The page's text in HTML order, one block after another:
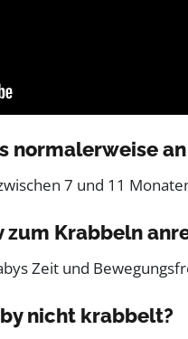
normalerweise
7 und 11
zum Krabbeln
Zeit und
nicht krabbelt?